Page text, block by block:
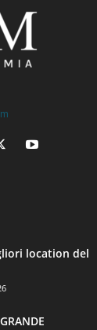
location del